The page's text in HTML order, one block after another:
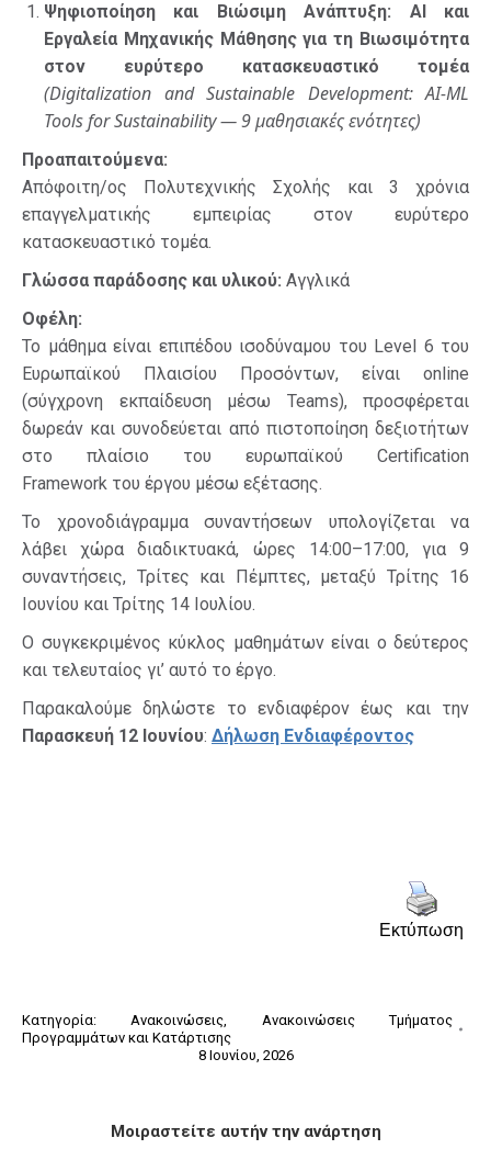
Ψηφιοποίηση και Βιώσιμη Ανάπτυξη: AI και
Εργαλεία Μηχανικής Μάθησης για τη Βιωσιμότητα
στον ευρύτερο κατασκευαστικό τομέα
(Digitalization and Sustainable Development: AI-ML
Tools for Sustainability — 9 μαθησιακές ενότητες)
Προαπαιτούμενα:
Απόφοιτη/ος Πολυτεχνικής Σχολής και 3 χρόνια
επαγγελματικής εμπειρίας στον ευρύτερο
κατασκευαστικό τομέα.
Γλώσσα παράδοσης και υλικού: Αγγλικά
Οφέλη:
Το μάθημα είναι επιπέδου ισοδύναμου του Level 6 του
Ευρωπαϊκού Πλαισίου Προσόντων, είναι online
(σύγχρονη εκπαίδευση μέσω Teams), προσφέρεται
δωρεάν και συνοδεύεται από πιστοποίηση δεξιοτήτων
στο πλαίσιο του ευρωπαϊκού Certification
Framework του έργου μέσω εξέτασης.
Το χρονοδιάγραμμα συναντήσεων υπολογίζεται να
λάβει χώρα διαδικτυακά, ώρες 14:00–17:00, για 9
συναντήσεις, Τρίτες και Πέμπτες, μεταξύ Τρίτης 16
Ιουνίου και Τρίτης 14 Ιουλίου.
Ο συγκεκριμένος κύκλος μαθημάτων είναι ο δεύτερος
και τελευταίος γι’ αυτό το έργο.
Παρακαλούμε δηλώστε το ενδιαφέρον έως και την
Παρασκευή 12 Ιουνίου: Δήλωση Ενδιαφέροντος
Εκτύπωση
Κατηγορία:Ανακοινώσεις, Ανακοινώσεις Τμήματος
Προγραμμάτων και Κατάρτισης
8 Ιουνίου, 2026
Μοιραστείτε αυτήν την ανάρτηση